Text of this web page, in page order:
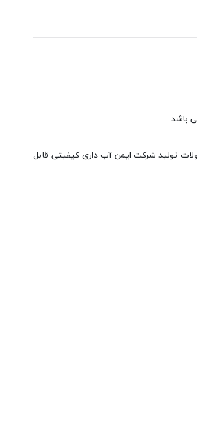
باشد.
مایع موفق زرفام آغاز نموده است و محصولات تولید شرکت ایمن آب داری کیفیتی قابل